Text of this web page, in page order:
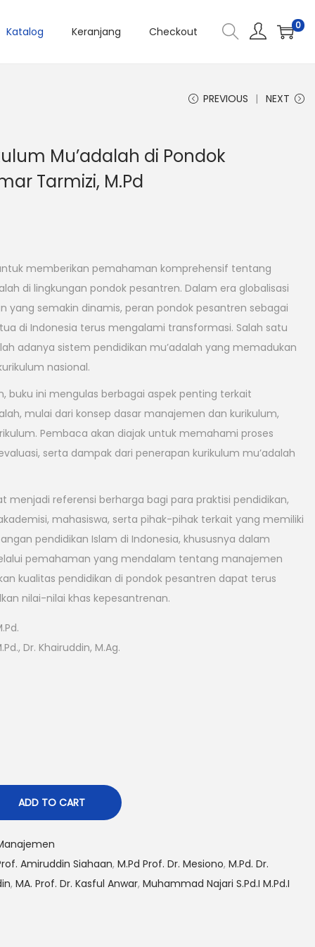
Katalog Keranjang Checkout 0
PREVIOUS NEXT
Mu’adalah di Pondok
Tarmizi, M.Pd
memberikan pemahaman komprehensif tentang
di lingkungan pondok pesantren. Dalam era globalisasi
yang semakin dinamis, peran pondok pesantren sebagai
di Indonesia terus mengalami transformasi. Salah satu
adanya sistem pendidikan mu’adalah yang memadukan
nasional.
buku ini mengulas berbagai aspek penting terkait
mulai dari konsep dasar manajemen dan kurikulum,
Pembaca akan diajak untuk memahami proses
serta dampak dari penerapan kurikulum mu’adalah
menjadi referensi berharga bagi para praktisi pendidikan,
mahasiswa, serta pihak-pihak terkait yang memiliki
pendidikan Islam di Indonesia, khususnya dalam
pemahaman yang mendalam tentang manajemen
kualitas pendidikan di pondok pesantren dapat terus
nilai-nilai khas kepesantrenan.
Dr. Khairuddin, M.Ag.
ADD TO CART
Amiruddin Siahaan, M.Pd Prof. Dr. Mesiono, M.Pd. Dr.
, MA. Prof. Dr. Kasful Anwar, Muhammad Najari S.Pd.I M.Pd.I